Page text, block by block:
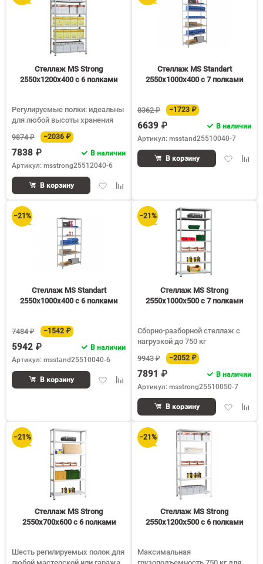
Стеллаж MS Strong
2550х1200х400 c 6 полками
Регулируемые полки: идеальны
для любой высоты хранения
9874 ₽
−2036 ₽
7838 ₽
В наличии
Артикул: msstrong25512040-6
ДобавитьДобавить
сравнению
В корзину
Стеллаж MS Standart
2550х1000х400 c 7 полками
8362 ₽ −1723 ₽
6639 ₽
В наличии
Артикул: msstand25510040-7
Добавить
В корзину
−21%
Стеллаж MS Standart
2550х1000х400 c 6 полками
7484 ₽ −1542 ₽
5942 ₽
В наличии
Артикул: msstand25510040-6
ДобавитьДобавить
сравнению
В корзину
−21%
Стеллаж MS Strong
2550х1000х500 c 7 полками
Сборно-разборной стеллаж с
нагрузкой до 750 кг
9943 ₽
−2052 ₽
7891 ₽
В наличии
Артикул: msstrong25510050-7
Добавить
В корзину
−21%
Стеллаж MS Strong
2550х700х600 c 6 полками
Шесть регилируемых полок для
−21%
Стеллаж MS Strong
2550х1200х500 c 6 полками
Максимальная